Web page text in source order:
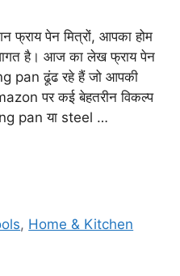
फ्राय पेन मित्रों, आपका होम
है। आज का लेख फ्राय पेन
pan ढूंढ रहे हैं जो आपकी
पर कई बेहतरीन विकल्प
pan या steel …
, Home & Kitchen